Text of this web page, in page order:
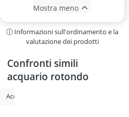
Mostra meno
ⓘ Informazioni sull'ordinamento e la
valutazione dei prodotti
Confronti simili
acquario rotondo
acquario